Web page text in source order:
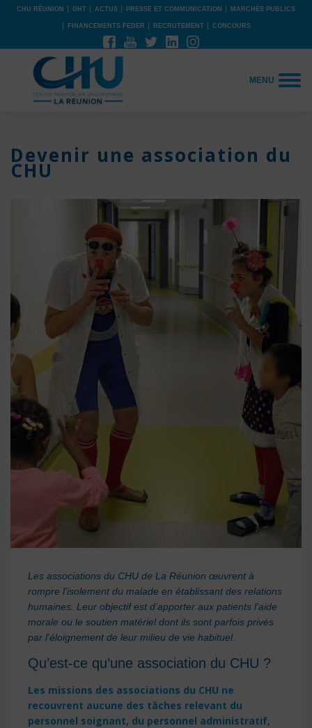
CHU RÉUNION GHT ACTUS PRESSE ET COMMUNICATION MARCHÉS PUBLICS
FINANCEMENTS FEDER RECRUTEMENT CONCOURS
MENU
Devenir une association du
CHU
Les associations du CHU de La Réunion œuvrent à
rompre l'isolement du malade en établissant des relations
humaines. Leur objectif est d’apporter aux patients l’aide
morale ou le soutien matériel dont ils sont parfois privés
par l'éloignement de leur milieu de vie habituel.
Qu’est-ce qu’une association du CHU ?
Les missions des associations du CHU ne
recouvrent aucune des tâches relevant du
personnel soignant, du personnel administratif,